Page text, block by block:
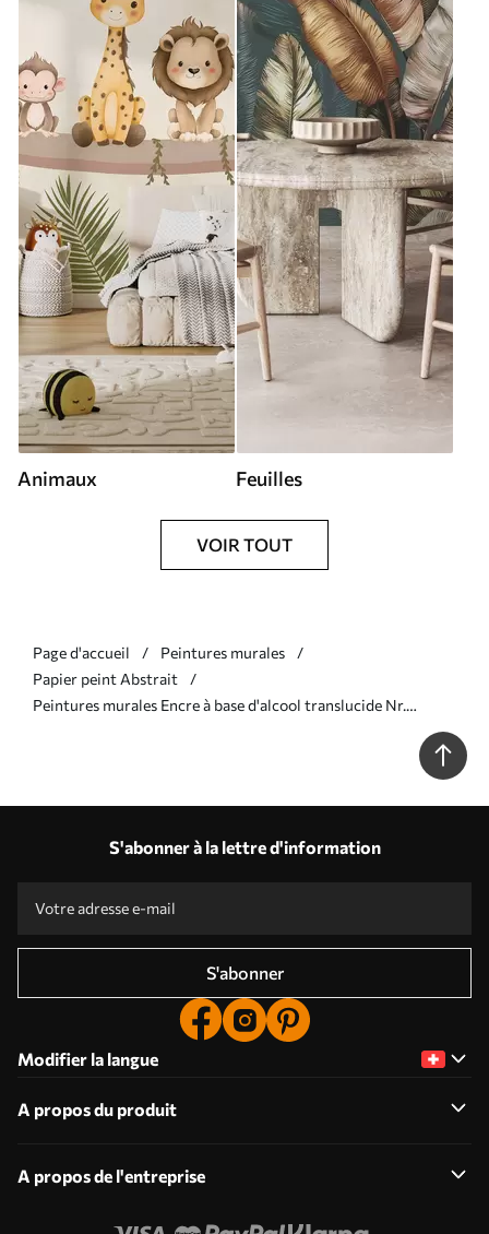
Animaux Feuilles
VOIR TOUT
Page d'accueil
Peintures murales
Papier peint Abstrait
Peintures murales Encre à base d'alcool translucide Nr.
S'abonner à la lettre d'information
S'abonner
Modifier la langue
A propos du produit
A propos de l'entreprise